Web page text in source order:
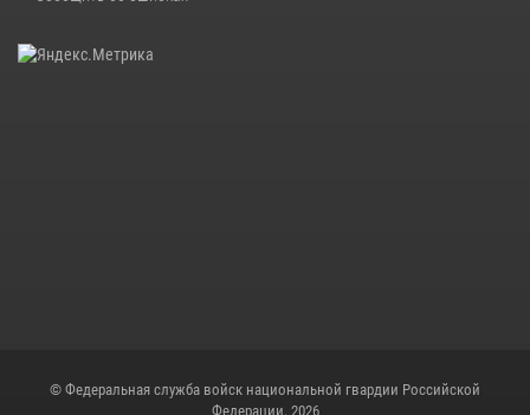
© Федеральная служба войск национальной гвардии Российской
Федерации, 2026